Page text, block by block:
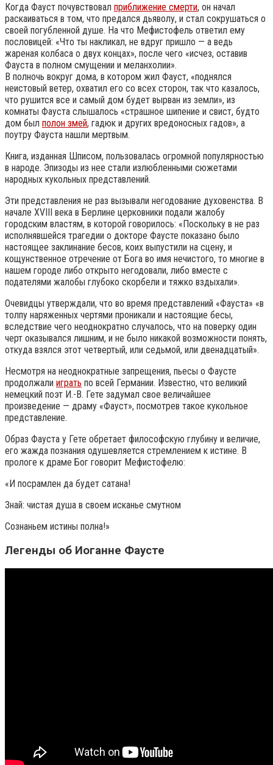
Когда Фауст почувствовал приближение смерти, он начал
раскаиваться в том, что предался дьяволу, и стал сокрушаться о
своей погубленной душе. На что Мефистофель ответил ему
пословицей: «Что ты накликал, не вдруг пришло — а ведь
жареная колбаса о двух концах», после чего «исчез, оставив
Фауста в полном смущении и меланхолии».
В полночь вокруг дома, в котором жил Фауст, «поднялся
неистовый ветер, охватил его со всех сторон, так что казалось,
что рушится все и самый дом будет вырван из земли», из
комнаты Фауста слышалось «страшное шипение и свист, будто
дом был полон змей, гадюк и других вредоносных гадов», а
поутру Фауста нашли мертвым.
Книга, изданная Шписом, пользовалась огромной популярностью
в народе. Эпизоды из нее стали излюбленными сюжетами
народных кукольных представлений.
Эти представления не раз вызывали негодование духовенства. В
начале XVIII века в Берлине церковники подали жалобу
городским властям, в которой говорилось: «Поскольку в не раз
исполнявшейся трагедии о докторе Фаусте показано было
настоящее заклинание бесов, коих выпустили на сцену, и
кощунственное отречение от Бога во имя нечистого, то многие в
нашем городе либо открыто негодовали, либо вместе с
подателями жалобы глубоко скорбели и тяжко вздыхали».
Очевидцы утверждали, что во время представлений «Фауста» «в
толпу наряженных чертями проникали и настоящие бесы,
вследствие чего неоднократно случалось, что на поверку один
черт оказывался лишним, и не было никакой возможности понять,
откуда взялся этот четвертый, или седьмой, или двенадцатый».
Несмотря на неоднократные запрещения, пьесы о Фаусте
продолжали играть по всей Германии. Известно, что великий
немецкий поэт И.-В. Гете задумал свое величайшее
произведение — драму «Фауст», посмотрев такое кукольное
представление.
Образ Фауста у Гете обретает философскую глубину и величие,
его жажда познания одушевляется стремлением к истине. В
прологе к драме Бог говорит Мефистофелю:
«И посрамлен да будет сатана!
Знай: чистая душа в своем исканье смутном
Сознаньем истины полна!»
Легенды об Иоганне Фаусте